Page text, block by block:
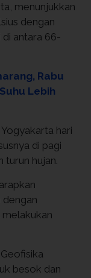
menunjukkan
dengan
antara 66-
Rabu
Lebih
hari
di pagi
turun hujan.
dengan
besok dan